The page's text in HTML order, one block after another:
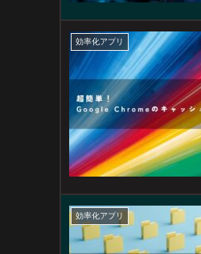
効率化アプリ
効率化アプリ